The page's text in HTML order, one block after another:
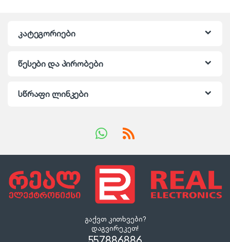
კატეგორიები
წესები და პირობები
სწრაფი ლინკები
გაქვთ კითხვები?
დაგვირეკეთ!